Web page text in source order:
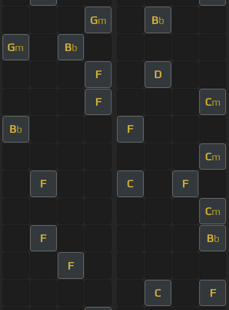
Gm Bb
Gm Bb
F D
F Cm
Bb F
Cm
F C F
Cm
F Bb
F
C F